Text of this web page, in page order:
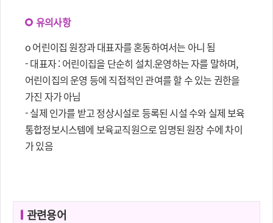
유의사항
o 어린이집 원장과 대표자를 혼동하여서는 아니 됨
- 대표자 : 어린이집을 단순히 설치.운영하는 자를 말하며,
어린이집의 운영 등에 직접적인 관여를 할 수 있는 권한을
가진 자가 아님
- 실제 인가를 받고 정상시설로 등록된 시설 수와 실제 보육
통합정보시스템에 보육교직원으로 임명된 원장 수에 차이
가 있음
관련용어